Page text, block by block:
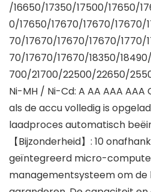
/16650/17350/17500/17650/
0/17650/17670/17670/17670/
70/17670/17670/17670/1770/
70/17670/17670/18350/
700/21700/22500/22650/
Ni-MH / Ni-Cd: A AA AAA AAA
als de accu volledig is
laadproces automatisch
【Bijzonderheid】: 10
geïntegreerd micro-
managementsysteem om